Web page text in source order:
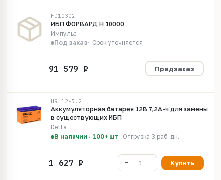
FD10302
ИБП ФОРВАРД Н 10000
Импульс
Под заказ
Срок уточняется
Предзаказ
HR 12-7.2
Аккумуляторная батарея 12В 7,2А-ч для замены
в существующих ИБП
Delta
В наличии · 100+ шт
Отгрузка 3 раб. дн.
Купить